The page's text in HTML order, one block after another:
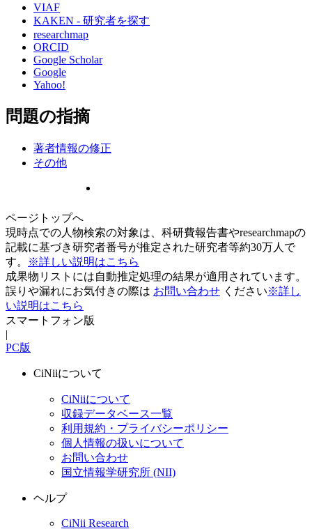
VIAF
KAKEN - 研究者を探す
researchmap
ORCID
Google Scholar
Google
Yahoo!
問題の指摘
著者情報の修正
その他
ページトップへ
現時点での人物検索の対象は、科研費報告書やresearchmapの
記載に基づき研究者番号が推定された研究者等約30万人で
す。
※詳しい説明はこちら
成果物リストには自動推定処理の結果が適用されています。
誤りや漏れにお気付きの際は お問い合わせ ください※詳し
い説明はこちら
スマートフォン版
|
PC版
CiNiiについて
CiNiiについて
収録データベース一覧
利用規約・プライバシーポリシー
個人情報の扱いについて
お問い合わせ
国立情報学研究所 (NII)
ヘルプ
CiNii Research